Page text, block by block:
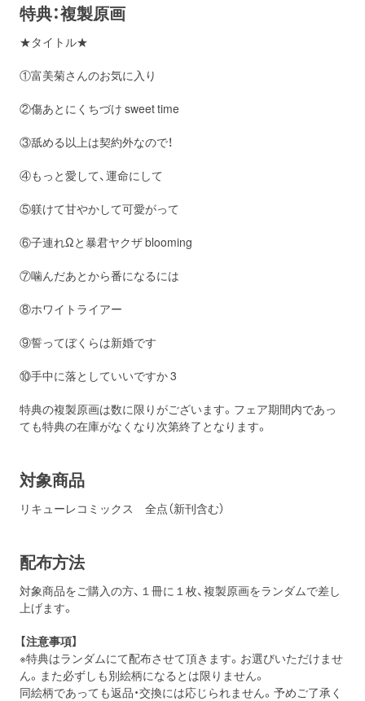
特典：複製原画
★タイトル★
①富美菊さんのお気に入り
②傷あとにくちづけ sweet time
③舐める以上は契約外なので！
④もっと愛して、運命にして
⑤躾けて甘やかして可愛がって
⑥子連れΩと暴君ヤクザ blooming
⑦噛んだあとから番になるには
⑧ホワイトライアー
⑨誓ってぼくらは新婚です
⑩手中に落としていいですか 3
特典の複製原画は数に限りがございます。フェア期間内であっ
ても特典の在庫がなくなり次第終了となります。
対象商品
リキューレコミックス 全点（新刊含む）
配布方法
対象商品をご購入の方、１冊に１枚、複製原画をランダムで差し
上げます。
【注意事項】
※特典はランダムにて配布させて頂きます。お選びいただけませ
ん。また必ずしも別絵柄になるとは限りません。
同絵柄であっても返品・交換には応じられません。予めご了承く